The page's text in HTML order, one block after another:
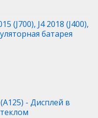
(J700), J4 2018 (J400),
батарея
- Дисплей в